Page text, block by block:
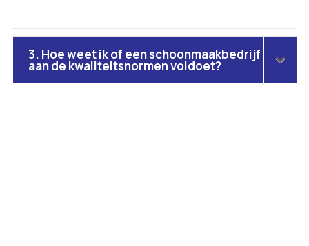
3. Hoe weet ik of een schoonmaakbedrijf
aan de kwaliteitsnormen voldoet?